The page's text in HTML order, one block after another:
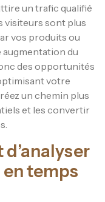
un trafic qualifié
visiteurs sont plus
vos produits ou
augmentation du
des opportunités
votre
un chemin plus
et les convertir
temps